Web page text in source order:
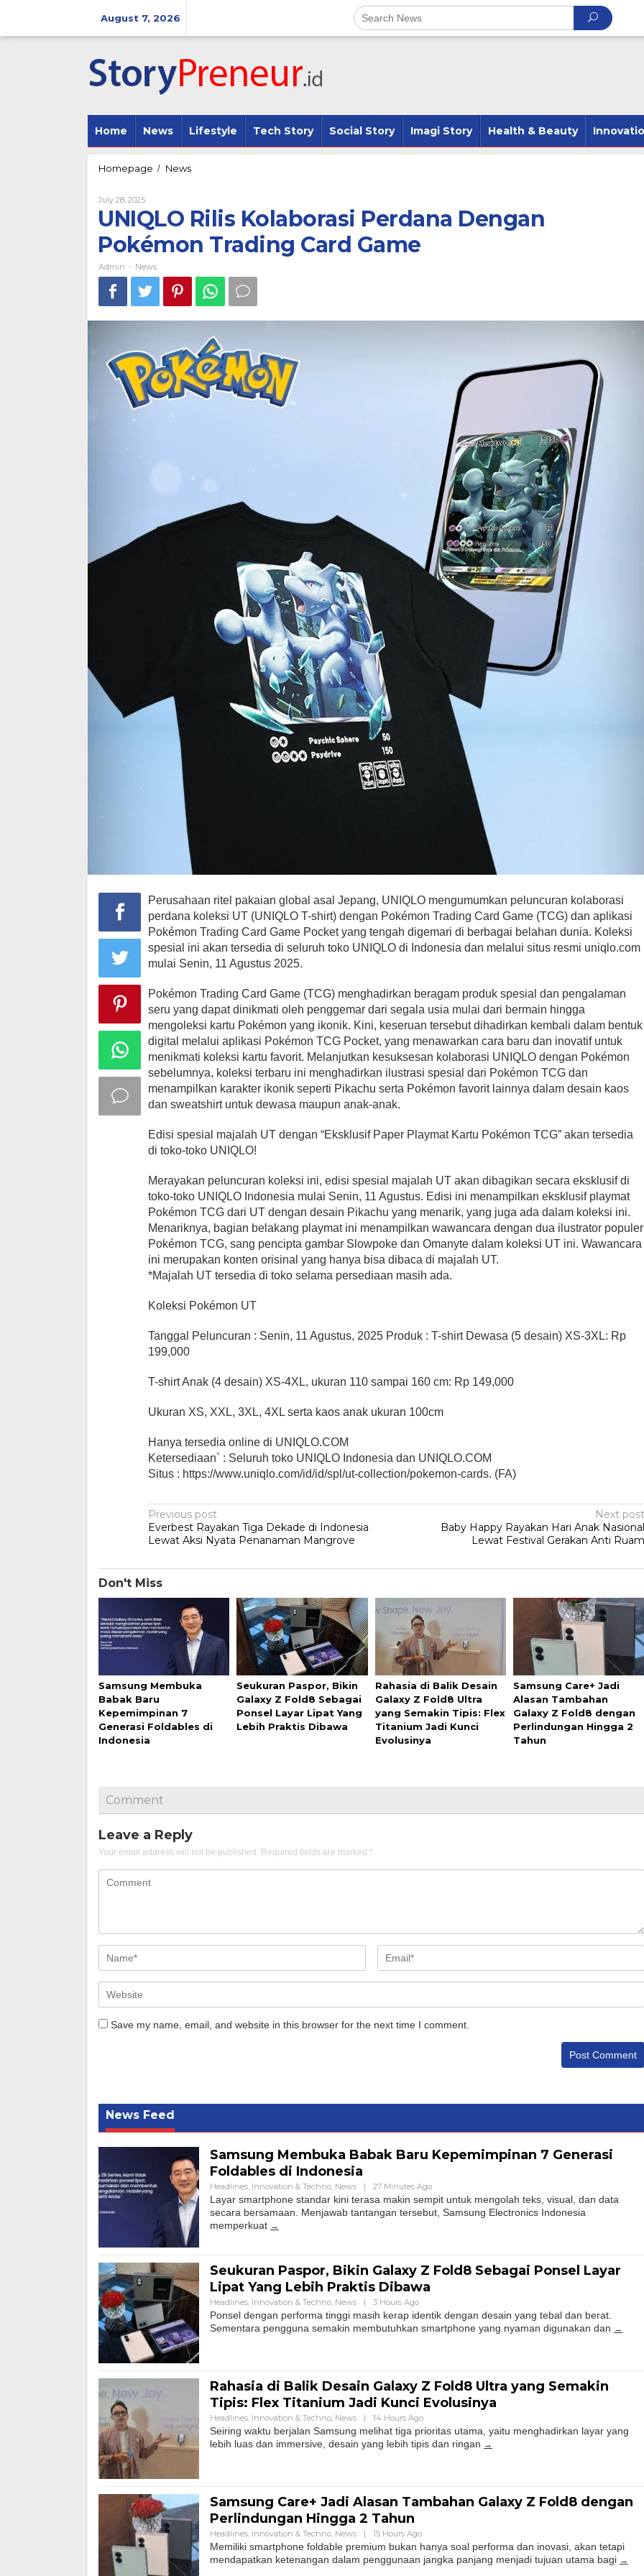
August 7, 2026
Home News Lifestyle Tech Story Social Story Imagi Story Health & Beauty
Homepage / NewsUNIQLO
Dengan
Trading
July 28, 2025By
Admin
UNIQLO Rilis Kolaborasi Perdana Dengan
Pokémon Trading Card Game
Admin - News
Perusahaan ritel pakaian global asal Jepang, UNIQLO mengumumkan peluncuran kolaborasi
perdana koleksi UT (UNIQLO T-shirt) dengan Pokémon Trading Card Game (TCG) dan aplikasi
Pokémon Trading Card Game Pocket yang tengah digemari di berbagai belahan dunia. Koleksi
spesial ini akan tersedia di seluruh toko UNIQLO di Indonesia dan melalui situs resmi uniqlo.com
mulai Senin, 11 Agustus 2025.
Pokémon Trading Card Game (TCG) menghadirkan beragam produk spesial dan pengalaman
seru yang dapat dinikmati oleh penggemar dari segala usia mulai dari bermain hingga
mengoleksi kartu Pokémon yang ikonik. Kini, keseruan tersebut dihadirkan kembali dalam bentuk
digital melalui aplikasi Pokémon TCG Pocket, yang menawarkan cara baru dan inovatif untuk
menikmati koleksi kartu favorit. Melanjutkan kesuksesan kolaborasi UNIQLO dengan Pokémon
sebelumnya, koleksi terbaru ini menghadirkan ilustrasi spesial dari Pokémon TCG dan
menampilkan karakter ikonik seperti Pikachu serta Pokémon favorit lainnya dalam desain kaos
dan sweatshirt untuk dewasa maupun anak-anak.
Edisi spesial majalah UT dengan “Eksklusif Paper Playmat Kartu Pokémon TCG” akan tersedia
di toko-toko UNIQLO!
Merayakan peluncuran koleksi ini, edisi spesial majalah UT akan dibagikan secara eksklusif di
toko-toko UNIQLO Indonesia mulai Senin, 11 Agustus. Edisi ini menampilkan eksklusif playmat
Pokémon TCG dari UT dengan desain Pikachu yang menarik, yang juga ada dalam koleksi ini.
Menariknya, bagian belakang playmat ini menampilkan wawancara dengan dua ilustrator populer
Pokémon TCG, sang pencipta gambar Slowpoke dan Omanyte dalam koleksi UT ini. Wawancara
ini merupakan konten orisinal yang hanya bisa dibaca di majalah UT.
*Majalah UT tersedia di toko selama persediaan masih ada.
Koleksi Pokémon UT
Tanggal Peluncuran : Senin, 11 Agustus, 2025 Produk : T-shirt Dewasa (5 desain) XS-3XL: Rp
199,000
T-shirt Anak (4 desain) XS-4XL, ukuran 110 sampai 160 cm: Rp 149,000
Ukuran XS, XXL, 3XL, 4XL serta kaos anak ukuran 100cm
Hanya tersedia online di UNIQLO.COM
Ketersediaan` : Seluruh toko UNIQLO Indonesia dan UNIQLO.COM
Situs : https://www.uniqlo.com/id/id/spl/ut-collection/pokemon-cards. (FA)
Post
navigation
Previous post
Everbest Rayakan Tiga Dekade di Indonesia
Lewat Aksi Nyata Penanaman Mangrove
Next post
Baby Happy Rayakan Hari Anak Nasional
Lewat Festival Gerakan Anti Ruam
Don't Miss
Samsung Membuka
Babak Baru
Kepemimpinan 7
Generasi Foldables di
Indonesia
Seukuran Paspor, Bikin
Galaxy Z Fold8 Sebagai
Ponsel Layar Lipat Yang
Lebih Praktis Dibawa
Rahasia di Balik Desain
Galaxy Z Fold8 Ultra
yang Semakin Tipis: Flex
Titanium Jadi Kunci
Evolusinya
Samsung Care+ Jadi
Alasan Tambahan
Galaxy Z Fold8 dengan
Perlindungan Hingga 2
Tahun
Comment
Leave a Reply
Your email address will not be published. Required fields are marked *
Save my name, email, and website in this browser for the next time I comment.
News Feed
Samsung Membuka Babak Baru Kepemimpinan 7 Generasi
Foldables di Indonesia
Headlines, Innovation & Techno, News | 27 Minutes Ago
Layar smartphone standar kini terasa makin sempit untuk mengolah teks, visual, dan data
secara bersamaan. Menjawab tantangan tersebut, Samsung Electronics Indonesia
memperkuat
Seukuran Paspor, Bikin Galaxy Z Fold8 Sebagai Ponsel Layar
Lipat Yang Lebih Praktis Dibawa
Headlines, Innovation & Techno, News | 3 Hours Ago
Ponsel dengan performa tinggi masih kerap identik dengan desain yang tebal dan berat.
Sementara pengguna semakin membutuhkan smartphone yang nyaman digunakan dan
Rahasia di Balik Desain Galaxy Z Fold8 Ultra yang Semakin
Tipis: Flex Titanium Jadi Kunci Evolusinya
Headlines, Innovation & Techno, News | 14 Hours Ago
Seiring waktu berjalan Samsung melihat tiga prioritas utama, yaitu menghadirkan layar yang
lebih luas dan immersive, desain yang lebih tipis dan ringan
Samsung Care+ Jadi Alasan Tambahan Galaxy Z Fold8 dengan
Perlindungan Hingga 2 Tahun
Headlines, Innovation & Techno, News | 15 Hours Ago
Memiliki smartphone foldable premium bukan hanya soal performa dan inovasi, akan tetapi
mendapatkan ketenangan dalam penggunaan jangka panjang menjadi tujuan utama bagi